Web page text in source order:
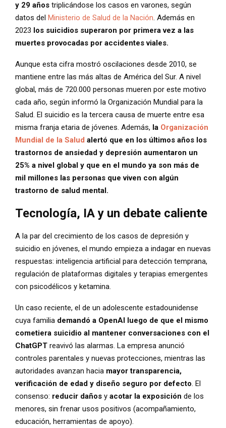
y 29 años triplicándose los casos en varones, según
datos del Ministerio de Salud de la Nación. Además en
2023 los suicidios superaron por primera vez a las
muertes provocadas por accidentes viales.
Aunque esta cifra mostró oscilaciones desde 2010, se
mantiene entre las más altas de América del Sur. A nivel
global, más de 720.000 personas mueren por este motivo
cada año, según informó la Organización Mundial para la
Salud. El suicidio es la tercera causa de muerte entre esa
misma franja etaria de jóvenes. Además, la Organización
Mundial de la Salud alertó que en los últimos años los
trastornos de ansiedad y depresión aumentaron un
25% a nivel global y que en el mundo ya son más de
mil millones las personas que viven con algún
trastorno de salud mental.
Tecnología, IA y un debate caliente
A la par del crecimiento de los casos de depresión y
suicidio en jóvenes, el mundo empieza a indagar en nuevas
respuestas: inteligencia artificial para detección temprana,
regulación de plataformas digitales y terapias emergentes
con psicodélicos y ketamina.
Un caso reciente, el de un adolescente estadounidense
cuya familia demandó a OpenAI luego de que el mismo
cometiera suicidio al mantener conversaciones con el
ChatGPT reavivó las alarmas. La empresa anunció
controles parentales y nuevas protecciones, mientras las
autoridades avanzan hacia mayor transparencia,
verificación de edad y diseño seguro por defecto. El
consenso: reducir daños y acotar la exposición de los
menores, sin frenar usos positivos (acompañamiento,
educación, herramientas de apoyo).